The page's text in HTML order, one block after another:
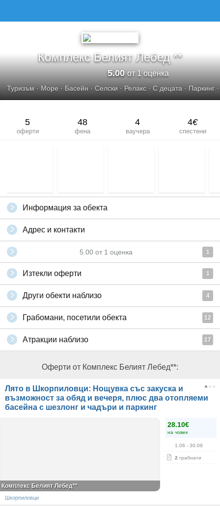
Комплекс Белият Лебед **
5.00от 1 оценка
Туризъм · Море · Басейн · Селски · Релакс · С децата · Паркинг
5
оферти
48
фена
4
ваучера
4€
спестени
Информация за обекта
Адрес и контакти
5.00 от 1 оценка 1
Изтекли оферти 1
Други обекти наблизо 4
Грабомани, посетили обекта 12
Атракции наблизо 17
Оферти от Комплекс Белият Лебед**:
Лято в Шкорпиловци: Нощувка със закуска и
възможност за обяд и вечеря, плюс два отопляеми
басейна с шезлонг и чадъри и паркинг
28.10€
на човек
1.06 - 30.09
2 грабнати
Комплекс Белият Лебед**
Шкорпиловци